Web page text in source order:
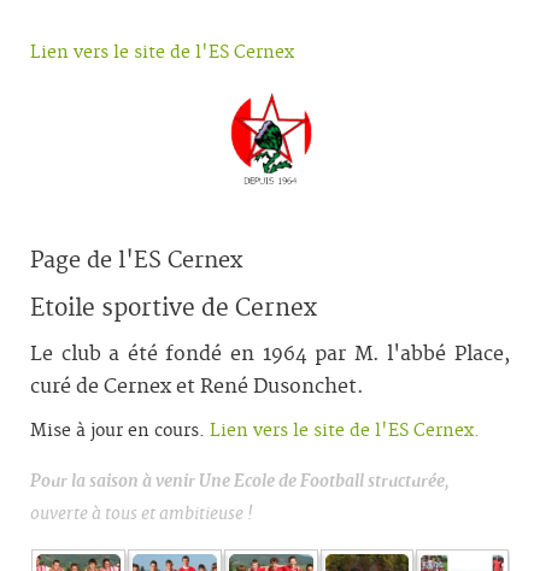
Lien vers le site de l'ES Cernex
Page de l'ES Cernex
Etoile sportive de Cernex
Le club a été fondé en 1964 par M. l'abbé Place,
curé de Cernex et René Dusonchet.
Mise à jour en cours. Lien vers le site de l'ES Cernex.
Pour la saison à venir Une Ecole de Football structurée,
ouverte à tous et ambitieuse !